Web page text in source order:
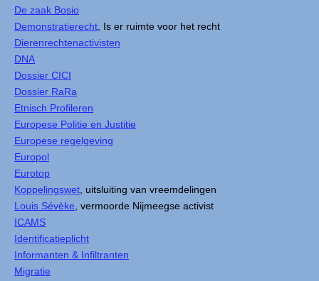
De zaak Bosio
Demonstratierecht , Is er ruimte voor het recht
Dierenrechtenactivisten
DNA
Dossier CICI
Dossier RaRa
Etnisch Profileren
Europese Politie en Justitie
Europese regelgeving
Europol
Eurotop
Koppelingswet , uitsluiting van vreemdelingen
Louis Sévèke , vermoorde Nijmeegse activist
ICAMS
Identificatieplicht
Informanten & Infiltranten
Migratie